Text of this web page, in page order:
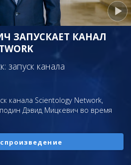
ЗАПУСКАЕТ КАНАЛ
запуск канала
канала Scientology Network,
Дэвид Мицкевич во время